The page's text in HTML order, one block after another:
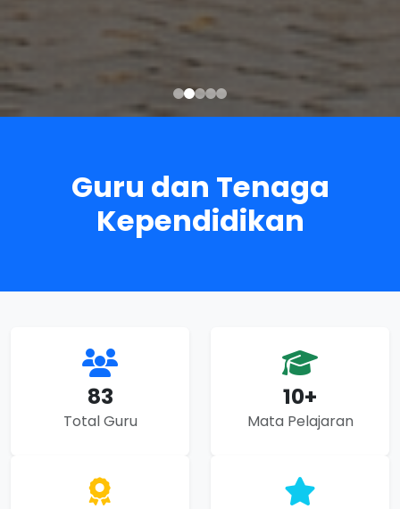
Guru dan Tenaga
Kependidikan
83
Total Guru
10+
Mata Pelajaran